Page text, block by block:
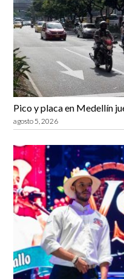
Pico y placa en Medellín
agosto 5, 2026